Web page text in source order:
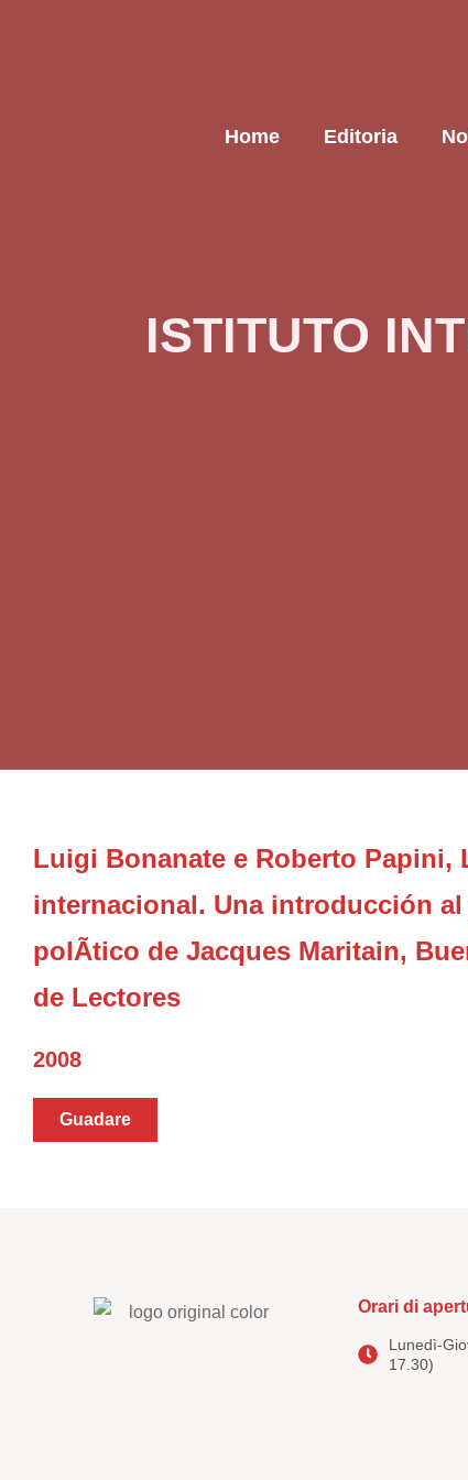
Home Editoria
ISTITUTO
Luigi Bonanate e Roberto Papini,
internacional. Una introducción
polÃ­tico de Jacques Maritain,
de Lectores
2008
Guadare
Orari di
Lunedì-
17.30)